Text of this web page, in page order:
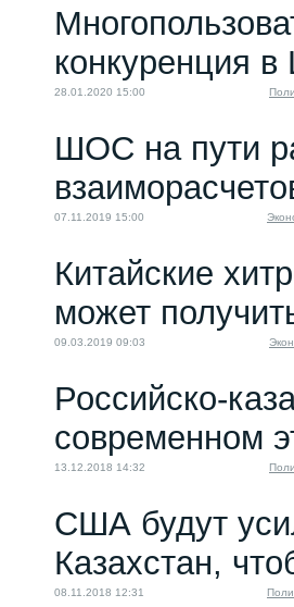
конкуренция
28.01.2020 15:00
ШОС на пути
07.11.2019 15:00
Китайские
может
09.03.2019 09:03
Российско-
современном
13.12.2018 14:32
США будут
Казахстан,
08.11.2018 12:31